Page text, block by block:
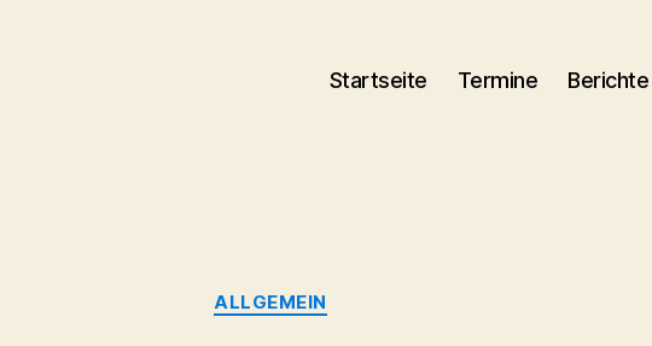
Startseite Termine Berichte
Kategorien
ALLGEMEIN